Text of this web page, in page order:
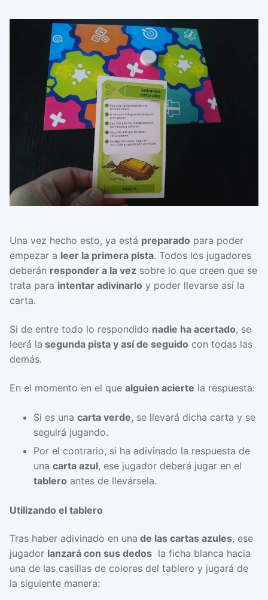
Una vez hecho esto, ya está preparado para poder
empezar a leer la primera pista. Todos los jugadores
deberán responder a la vez sobre lo que creen que se
trata para intentar adivinarlo y poder llevarse así la
carta.
Si de entre todo lo respondido nadie ha acertado, se
leerá la segunda pista y así de seguido con todas las
demás.
En el momento en el que alguien acierte la respuesta:
Si es una carta verde, se llevará dicha carta y se
seguirá jugando.
Por el contrario, si ha adivinado la respuesta de
una carta azul, ese jugador deberá jugar en el
tablero antes de llevársela.
Utilizando el tablero
Tras haber adivinado en una de las cartas azules, ese
jugador lanzará con sus dedos la ficha blanca hacia
una de las casillas de colores del tablero y jugará de
la siguiente manera: